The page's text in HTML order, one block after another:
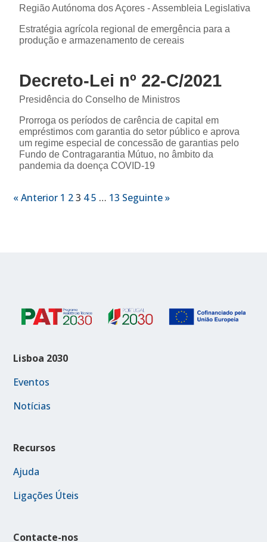
Região Autónoma dos Açores - Assembleia Legislativa
Estratégia agrícola regional de emergência para a
produção e armazenamento de cereais
Decreto-Lei nº 22-C/2021
Presidência do Conselho de Ministros
Prorroga os períodos de carência de capital em
empréstimos com garantia do setor público e aprova
um regime especial de concessão de garantias pelo
Fundo de Contragarantia Mútuo, no âmbito da
pandemia da doença COVID-19
« Anterior 1 2 3 45 … 13 Seguinte »
Lisboa 2030
Eventos
Notícias
Recursos
Ajuda
Ligações Úteis
Contacte-nos